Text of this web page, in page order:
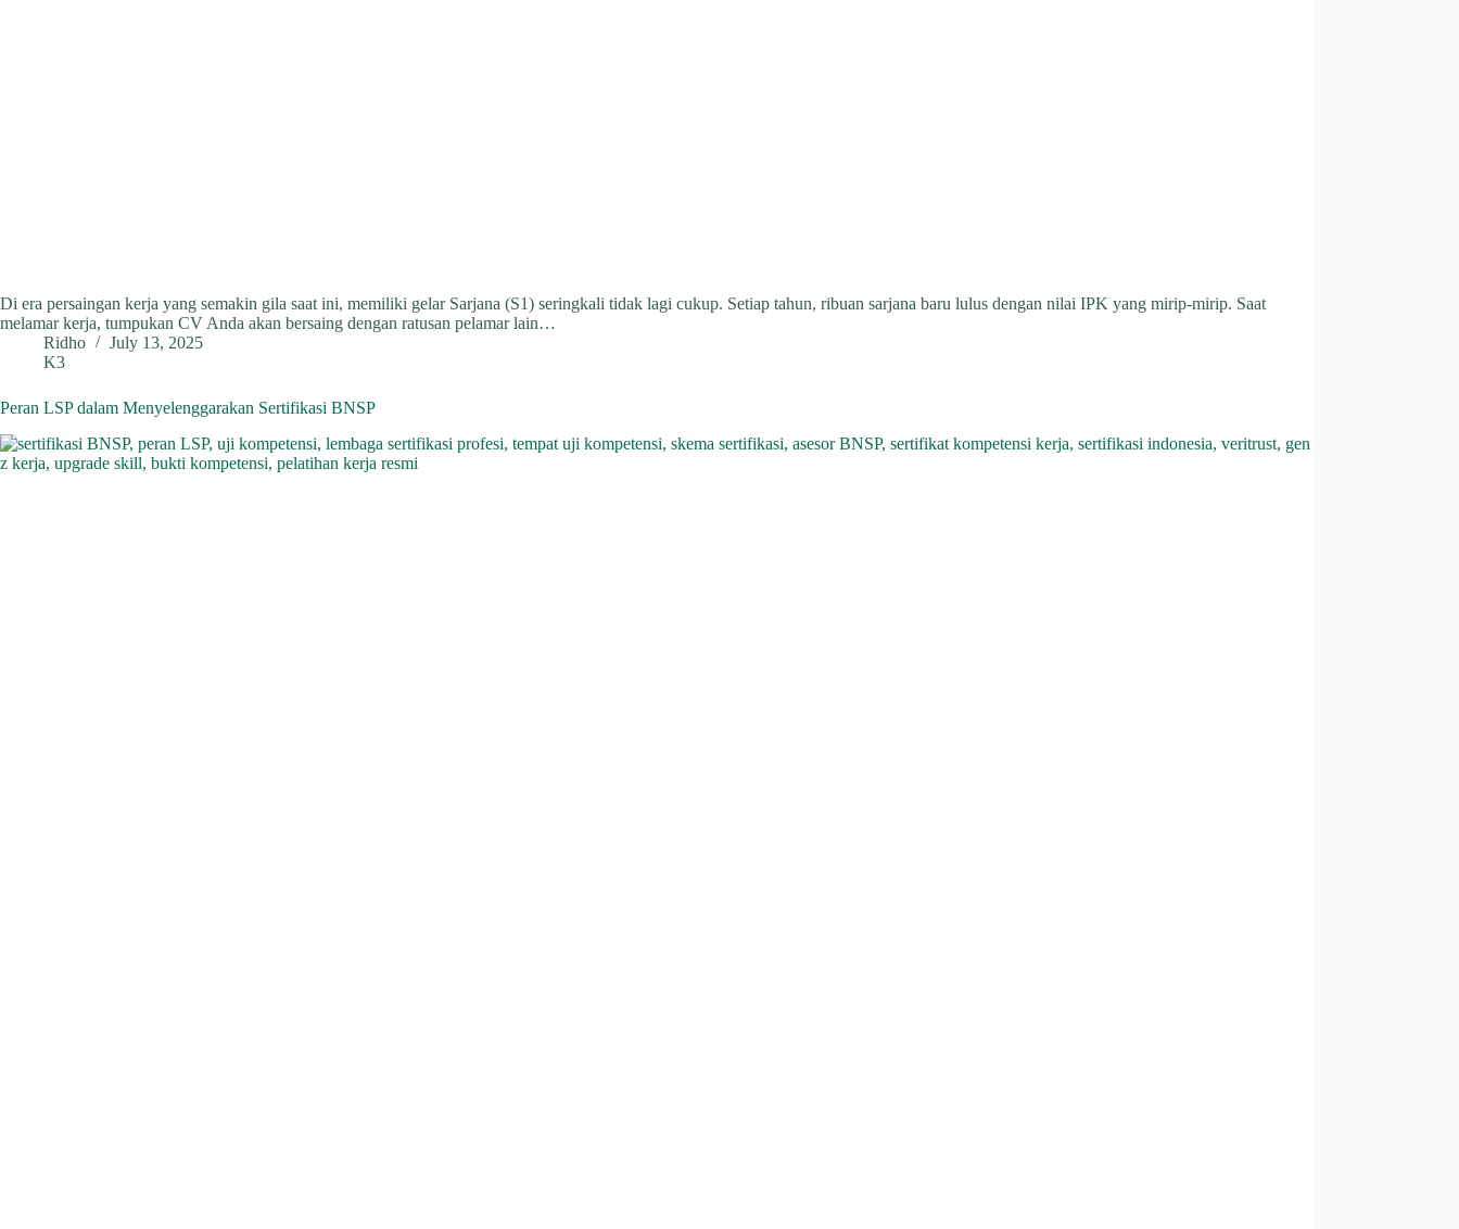
Di era persaingan kerja yang semakin gila saat ini, memiliki gelar Sarjana (S1) seringkali tidak lagi cukup. Setiap tahun, ribuan sarjana baru lulus dengan nilai IPK yang mirip-mirip. Saat
melamar kerja, tumpukan CV Anda akan bersaing dengan ratusan pelamar lain…
Ridho
July 13, 2025
K3
Peran LSP dalam Menyelenggarakan Sertifikasi BNSP